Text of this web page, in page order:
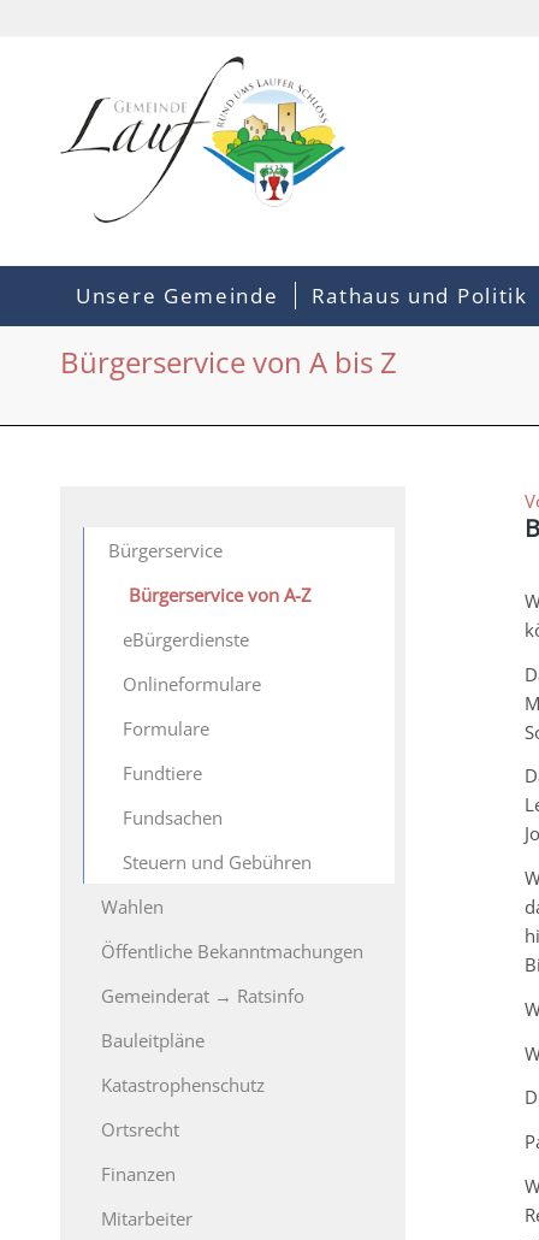
Unsere Gemeinde Rathaus und Politik
Bürgerservice von A bis Z
Bürgerservice
Bürgerservice von A-Z
eBürgerdienste
Onlineformulare
Formulare
Fundtiere
Fundsachen
Steuern und Gebühren
Wahlen
Öffentliche Bekanntmachungen
Gemeinderat → Ratsinfo
Bauleitpläne
Katastrophenschutz
Ortsrecht
Finanzen
Mitarbeiter